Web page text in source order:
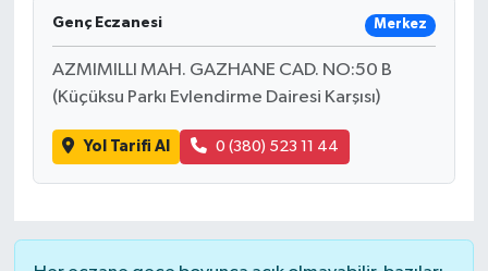
Genç Eczanesi Merkez
AZMIMILLI MAH. GAZHANE CAD. NO:50 B
(Küçüksu Parkı Evlendirme Dairesi Karşısı)
Yol Tarifi Al 0 (380) 523 11 44